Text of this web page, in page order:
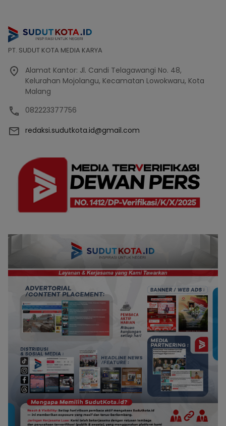
PT. SUDUT KOTA MEDIA KARYA
Alamat Kantor: Jl. Candi Telagawangi No. 48,
Kelurahan Mojolangu, Kecamatan Lowokwaru, Kota
Malang
082223377756
redaksi.sudutkota.id@gmail.com